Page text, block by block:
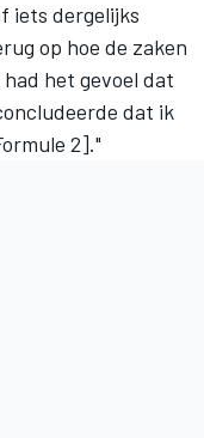
iets dergelijks
op hoe de zaken
had het gevoel dat
dat ik
2]."